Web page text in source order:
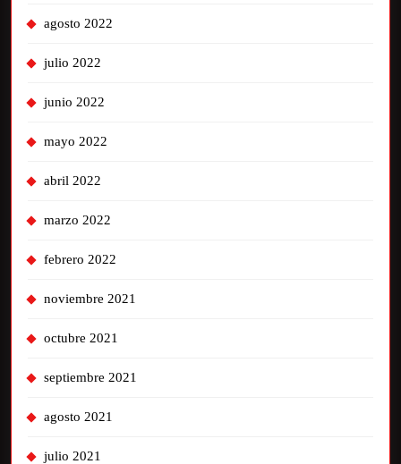
agosto 2022
julio 2022
junio 2022
mayo 2022
abril 2022
marzo 2022
febrero 2022
noviembre 2021
octubre 2021
septiembre 2021
agosto 2021
julio 2021